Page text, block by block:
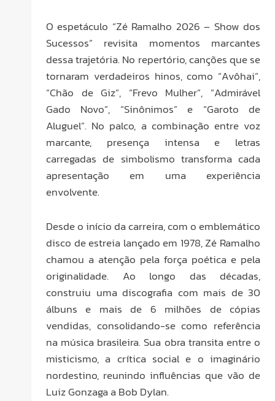
O espetáculo “Zé Ramalho 2026 – Show dos
Sucessos” revisita momentos marcantes
dessa trajetória. No repertório, canções que se
tornaram verdadeiros hinos, como “Avôhai”,
“Chão de Giz”, “Frevo Mulher”, “Admirável
Gado Novo”, “Sinônimos” e “Garoto de
Aluguel”. No palco, a combinação entre voz
marcante, presença intensa e letras
carregadas de simbolismo transforma cada
apresentação em uma experiência
envolvente.
Desde o início da carreira, com o emblemático
disco de estreia lançado em 1978, Zé Ramalho
chamou a atenção pela força poética e pela
originalidade. Ao longo das décadas,
construiu uma discografia com mais de 30
álbuns e mais de 6 milhões de cópias
vendidas, consolidando-se como referência
na música brasileira. Sua obra transita entre o
misticismo, a crítica social e o imaginário
nordestino, reunindo influências que vão de
Luiz Gonzaga a Bob Dylan.